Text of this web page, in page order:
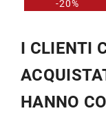
-20%
I CLIENTI
HANNO